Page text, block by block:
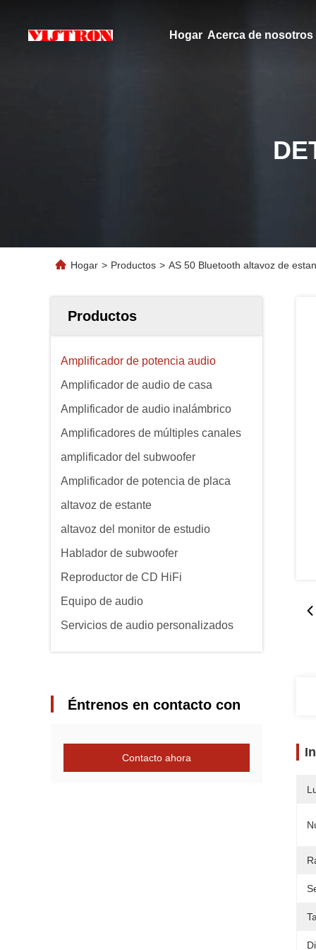
Hogar Acerca de nosotros
Hogar > Productos > AS 50 Bluetooth altavoz de
Productos
Amplificador de potencia audio
Amplificador de audio de casa
Amplificador de audio inalámbrico
Amplificadores de múltiples canales
amplificador del subwoofer
Amplificador de potencia de placa
altavoz de estante
altavoz del monitor de estudio
Hablador de subwoofer
Reproductor de CD HiFi
Equipo de audio
Servicios de audio personalizados
Éntrenos en contacto con
Contacto ahora